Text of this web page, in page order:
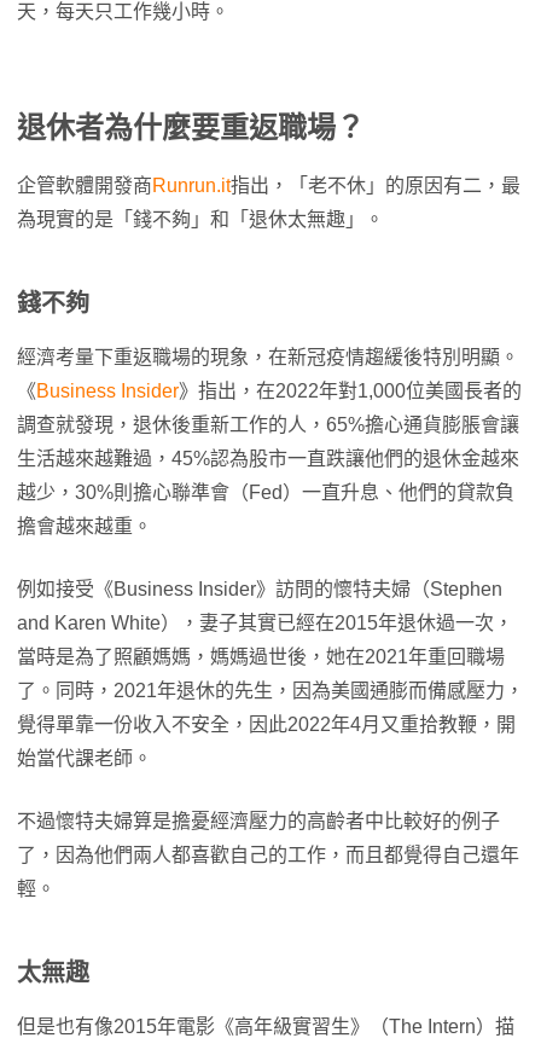
天，每天只工作幾小時。
退休者為什麼要重返職場？
企管軟體開發商Runrun.it指出，「老不休」的原因有二，最
為現實的是「錢不夠」和「退休太無趣」。
錢不夠
經濟考量下重返職場的現象，在新冠疫情趨緩後特別明顯。
《Business Insider》指出，在2022年對1,000位美國長者的
調查就發現，退休後重新工作的人，65%擔心通貨膨脹會讓
生活越來越難過，45%認為股市一直跌讓他們的退休金越來
越少，30%則擔心聯準會（Fed）一直升息、他們的貸款負
擔會越來越重。
例如接受《Business Insider》訪問的懷特夫婦（Stephen
and Karen White），妻子其實已經在2015年退休過一次，
當時是為了照顧媽媽，媽媽過世後，她在2021年重回職場
了。同時，2021年退休的先生，因為美國通膨而備感壓力，
覺得單靠一份收入不安全，因此2022年4月又重拾教鞭，開
始當代課老師。
不過懷特夫婦算是擔憂經濟壓力的高齡者中比較好的例子
了，因為他們兩人都喜歡自己的工作，而且都覺得自己還年
輕。
太無趣
但是也有像2015年電影《高年級實習生》（The Intern）描